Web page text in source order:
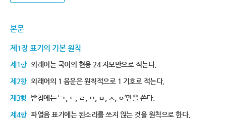
본문
제1장 표기의 기본 원칙
제1항 외래어는 국어의 현용 24 자모만으로 적는다.
제2항 외래어의 1 음운은 원칙적으로 1 기호로 적는다.
제3항 받침에는 ‘ㄱ, ㄴ, ㄹ, ㅁ, ㅂ, ㅅ, ㅇ’만을 쓴다.
제4항 파열음 표기에는 된소리를 쓰지 않는 것을 원칙으로 한다.